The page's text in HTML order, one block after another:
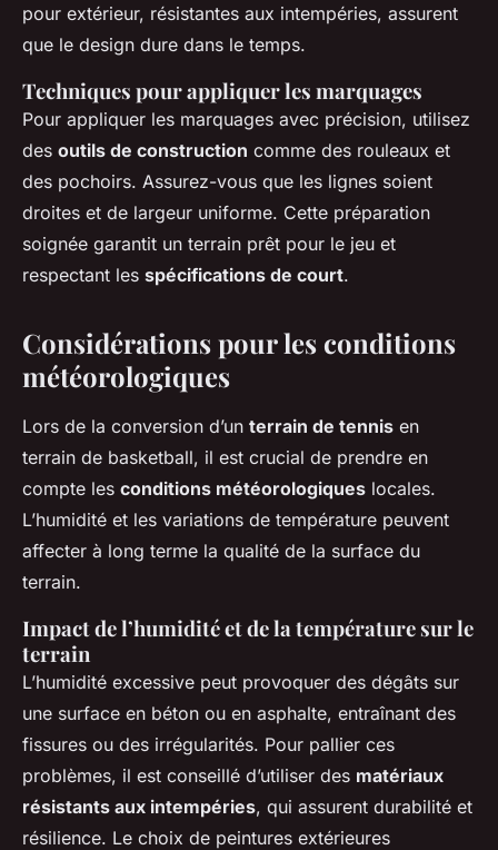
pour extérieur, résistantes aux intempéries, assurent
que le design dure dans le temps.
Techniques pour appliquer les marquages
Pour appliquer les marquages avec précision, utilisez
des outils de construction comme des rouleaux et
des pochoirs. Assurez-vous que les lignes soient
droites et de largeur uniforme. Cette préparation
soignée garantit un terrain prêt pour le jeu et
respectant les spécifications de court.
Considérations pour les conditions
météorologiques
Lors de la conversion d’un terrain de tennis en
terrain de basketball, il est crucial de prendre en
compte les conditions météorologiques locales.
L’humidité et les variations de température peuvent
affecter à long terme la qualité de la surface du
terrain.
Impact de l’humidité et de la température sur le
terrain
L’humidité excessive peut provoquer des dégâts sur
une surface en béton ou en asphalte, entraînant des
fissures ou des irrégularités. Pour pallier ces
problèmes, il est conseillé d’utiliser des matériaux
résistants aux intempéries, qui assurent durabilité et
résilience. Le choix de peintures extérieures